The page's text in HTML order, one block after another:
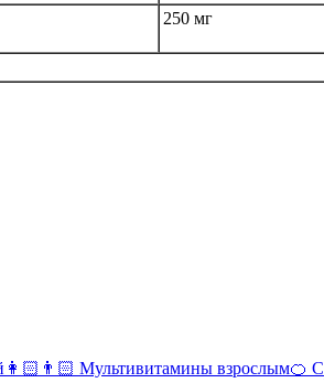
250 мг
👩🏻👨🏻 Мультивитамины взрослым🍊 С